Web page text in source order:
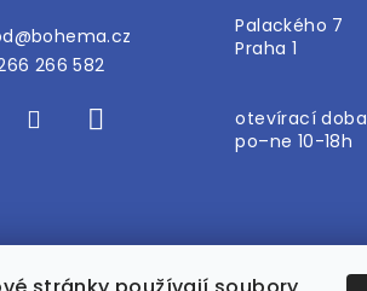
@bohema.cz
266 582
Palackého 7
Praha 1
otevírací doba
po–ne 10-18h